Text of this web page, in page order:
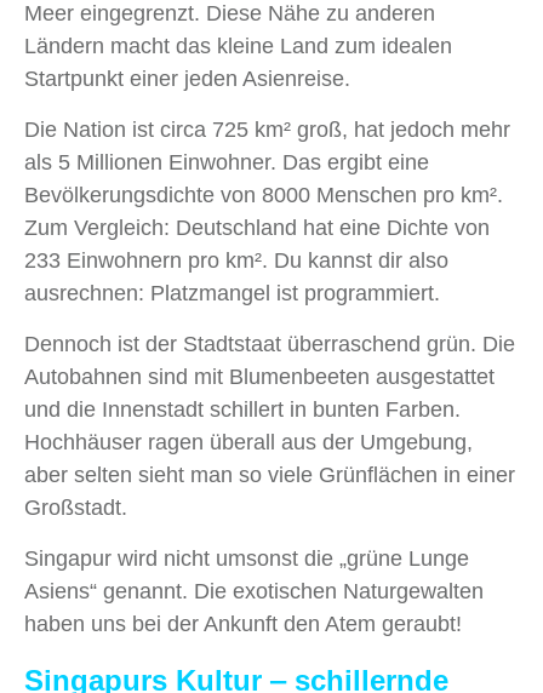
Meer eingegrenzt. Diese Nähe zu anderen
Ländern macht das kleine Land zum idealen
Startpunkt einer jeden Asienreise.
Die Nation ist circa 725 km² groß, hat jedoch mehr
als 5 Millionen Einwohner. Das ergibt eine
Bevölkerungsdichte von 8000 Menschen pro km².
Zum Vergleich: Deutschland hat eine Dichte von
233 Einwohnern pro km². Du kannst dir also
ausrechnen: Platzmangel ist programmiert.
Dennoch ist der Stadtstaat überraschend grün. Die
Autobahnen sind mit Blumenbeeten ausgestattet
und die Innenstadt schillert in bunten Farben.
Hochhäuser ragen überall aus der Umgebung,
aber selten sieht man so viele Grünflächen in einer
Großstadt.
Singapur wird nicht umsonst die „grüne Lunge
Asiens“ genannt. Die exotischen Naturgewalten
haben uns bei der Ankunft den Atem geraubt!
Singapurs Kultur ‒ schillernde